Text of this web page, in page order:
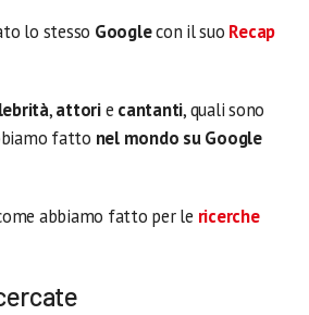
lo stesso Googlecon il suo Recap
,attorie cantanti, quali sono
fatto nel mondo su Google
abbiamo fatto per le ricerche